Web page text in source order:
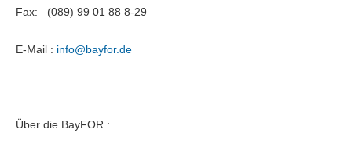
Fax: (089) 99 01 88 8-29
E-Mail : info@bayfor.de
Über die BayFOR :